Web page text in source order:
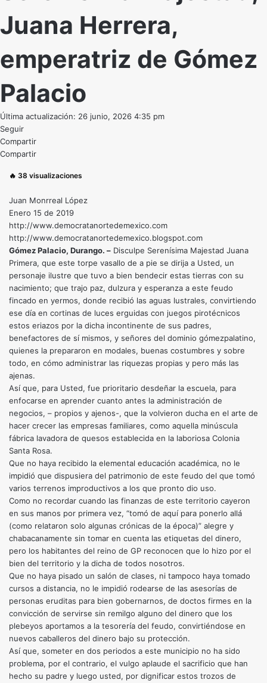
Juana Herrera,
emperatriz de Gómez
Palacio
Última actualización: 26 junio, 2026 4:35 pm
Seguir
Compartir
Compartir
🔥 38 visualizaciones
Juan Monrreal López
Enero 15 de 2019
http://www.democratanortedemexico.com
http://www.democratanortedemexico.blogspot.com
Gómez Palacio, Durango. – Disculpe Serenísima Majestad Juana
Primera, que este torpe vasallo de a pie se dirija a Usted, un
personaje ilustre que tuvo a bien bendecir estas tierras con su
nacimiento; que trajo paz, dulzura y esperanza a este feudo
fincado en yermos, donde recibió las aguas lustrales, convirtiendo
ese día en cortinas de luces erguidas con juegos pirotécnicos
estos eriazos por la dicha incontinente de sus padres,
benefactores de sí mismos, y señores del dominio gómezpalatino,
quienes la prepararon en modales, buenas costumbres y sobre
todo, en cómo administrar las riquezas propias y pero más las
ajenas.
Así que, para Usted, fue prioritario desdeñar la escuela, para
enfocarse en aprender cuanto antes la administración de
negocios, – propios y ajenos-, que la volvieron ducha en el arte de
hacer crecer las empresas familiares, como aquella minúscula
fábrica lavadora de quesos establecida en la laboriosa Colonia
Santa Rosa.
Que no haya recibido la elemental educación académica, no le
impidió que dispusiera del patrimonio de este feudo del que tomó
varios terrenos improductivos a los que pronto dio uso.
Como no recordar cuando las finanzas de este territorio cayeron
en sus manos por primera vez, “tomó de aquí para ponerlo allá
(como relataron solo algunas crónicas de la época)” alegre y
chabacanamente sin tomar en cuenta las etiquetas del dinero,
pero los habitantes del reino de GP reconocen que lo hizo por el
bien del territorio y la dicha de todos nosotros.
Que no haya pisado un salón de clases, ni tampoco haya tomado
cursos a distancia, no le impidió rodearse de las asesorías de
personas eruditas para bien gobernarnos, de doctos firmes en la
convicción de servirse sin remilgo alguno del dinero que los
plebeyos aportamos a la tesorería del feudo, convirtiéndose en
nuevos caballeros del dinero bajo su protección.
Así que, someter en dos periodos a este municipio no ha sido
problema, por el contrario, el vulgo aplaude el sacrificio que han
hecho su padre y luego usted, por dignificar estos trozos de